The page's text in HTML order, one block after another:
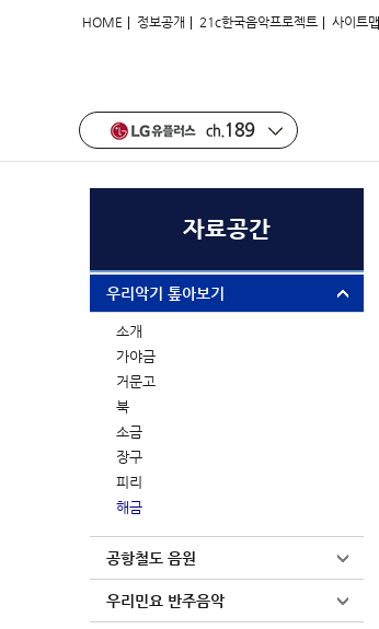
HOME | 정보공개 | 21c한국음악프로젝트 | 사이트맵
자료공간
우리악기 톺아보기
소개
가야금
거문고
북
소금
장구
피리
해금
공항철도 음원
우리민요 반주음악